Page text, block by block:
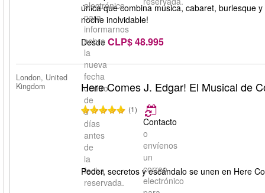
electrónico
para
informarnos
sobre
la
nueva
fecha
dentro
de
5
días
antes
de
la
fecha
reservada.
única que combina música, cabaret, burlesque
noche inolvidable!
Desde CLP$ 48.995
London, United
Kingdom
Here Comes J. Edgar! El Musical de
(1)
Contacto
o
envíenos
un
correo
electrónico
Poder, secretos y escándalo se unen en Here